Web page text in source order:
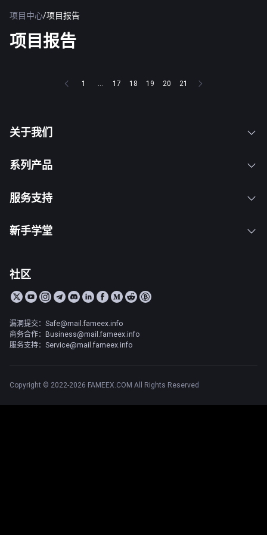
项目中心/项目报告
项目报告
1 ... 17 18 19 20 21
关于我们
系列产品
服务支持
新手学堂
社区
漏洞提交：Safe@mail.fameex.info
商务合作：Business@mail.fameex.info
服务支持：Service@mail.fameex.info
Copyright © 2022-2026 FAMEEX.COM All Rights Reserved